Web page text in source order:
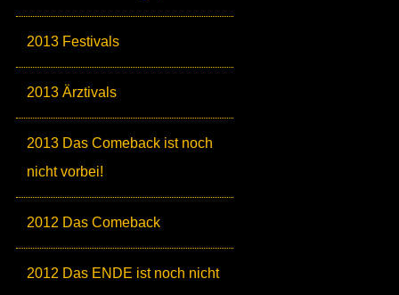
2013 Festivals
2013 Ärztivals
2013 Das Comeback ist noch
nicht vorbei!
2012 Das Comeback
2012 Das ENDE ist noch nicht